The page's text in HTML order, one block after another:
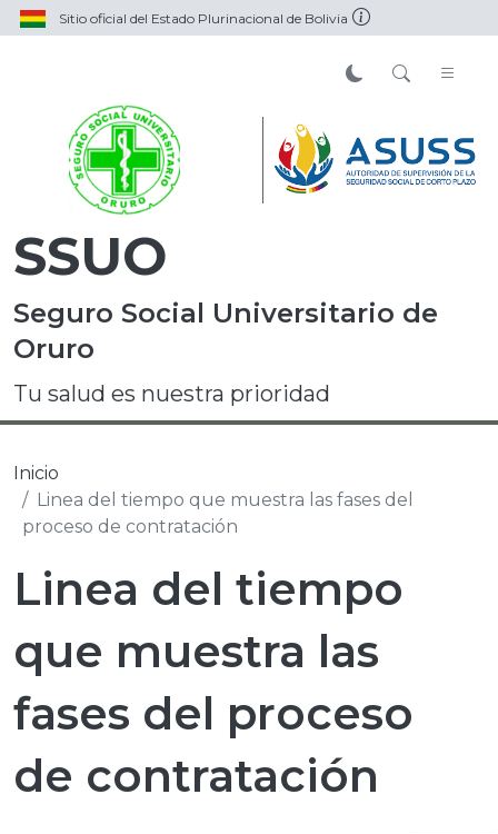
Sitio oficial del Estado Plurinacional de Bolivia
SSUO
Seguro Social Universitario de
Oruro
Tu salud es nuestra prioridad
Inicio
Linea del tiempo que muestra las fases del
proceso de contratación
Linea del tiempo
que muestra las
fases del proceso
de contratación